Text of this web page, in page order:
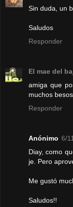
Sin duda, un
Saludos
Responder
El mae del
amiga que
muchos
Responder
Anónimo 6/
Diay, como
je. Pero
Me gustó
Saludos!!